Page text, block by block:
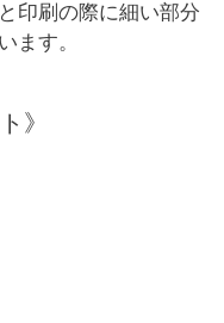
印刷の際に細い部分
ます。
》